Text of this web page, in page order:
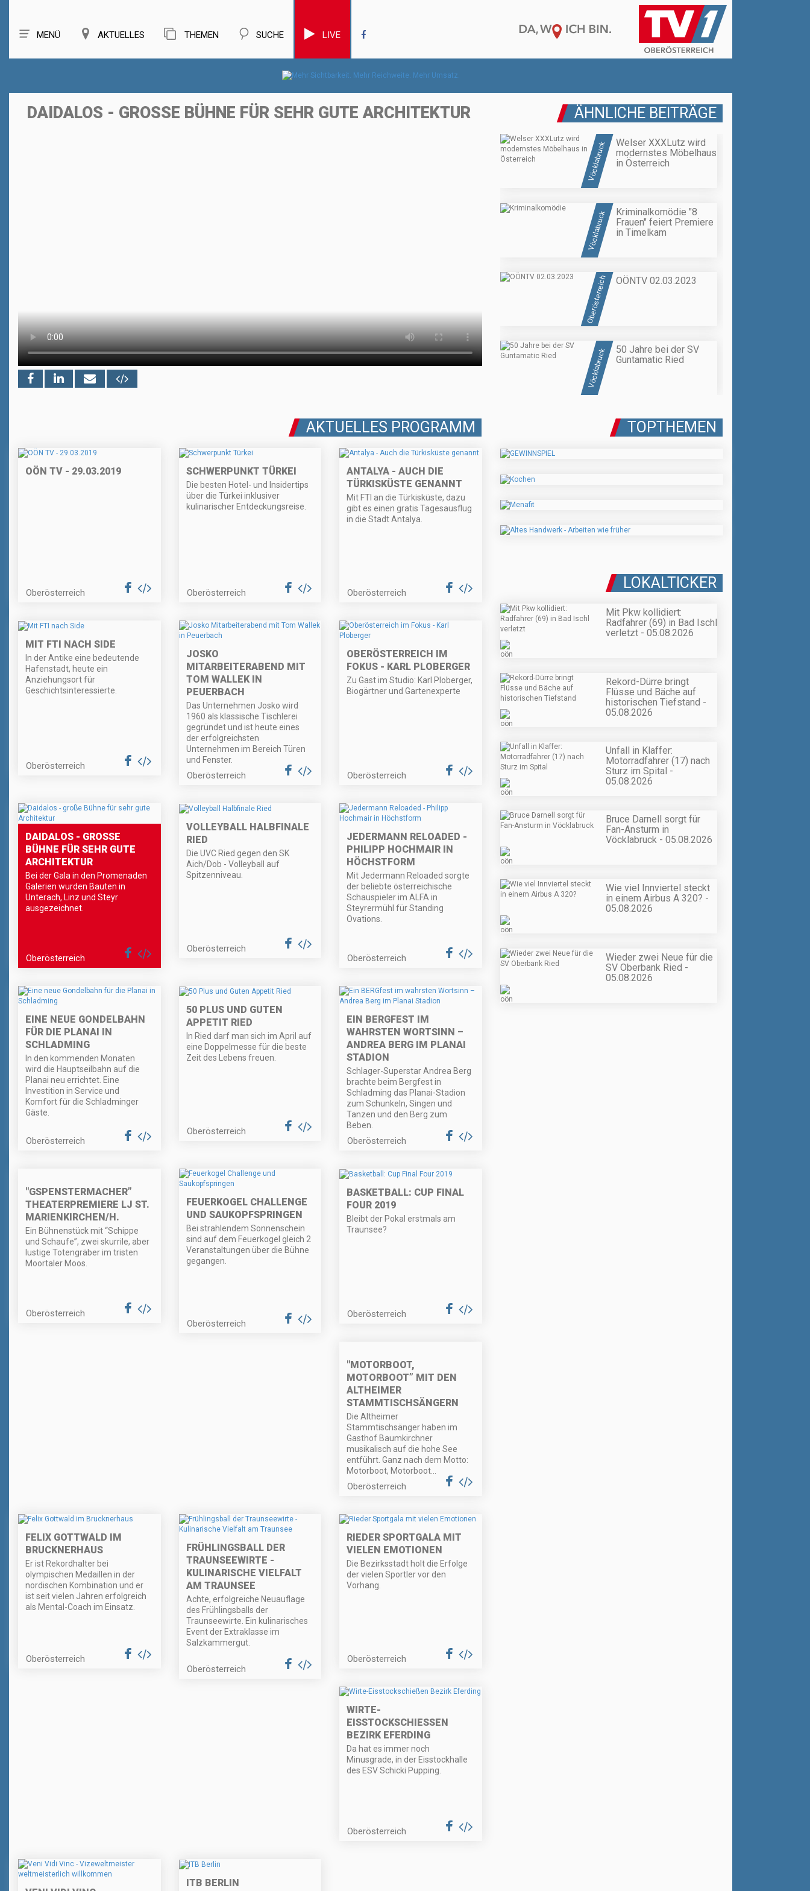
MENÜ AKTUELLES THEMEN SUCHE LIVE
DAIDALOS - GROSSE BÜHNE FÜR SEHR GUTE ARCHITEKTUR ÄHNLICHE BEITRÄGE
Vöcklabruck
Welser XXXLutz wird
modernstes Möbelhaus
in Österreich
Vöcklabruck
Kriminalkomödie "8
Frauen" feiert Premiere
in Timelkam
Oberösterreich OÖNTV 02.03.2023
Vöcklabruck
50 Jahre bei der SV
Guntamatic Ried
AKTUELLES PROGRAMM
OÖN TV - 29.03.2019
Oberösterreich
SCHWERPUNKT TÜRKEI
Die besten Hotel- und Insidertips
über die Türkei inklusiver
kulinarischer Entdeckungsreise.
Oberösterreich
ANTALYA - AUCH DIE
TÜRKISKÜSTE GENANNT
Mit FTI an die Türkisküste, dazu
gibt es einen gratis Tagesausflug
in die Stadt Antalya.
Oberösterreich
MIT FTI NACH SIDE
In der Antike eine bedeutende
Hafenstadt, heute ein
Anziehungsort für
Geschichtsinteressierte.
Oberösterreich
JOSKO
MITARBEITERABEND MIT
TOM WALLEK IN
PEUERBACH
Das Unternehmen Josko wird
1960 als klassische Tischlerei
gegründet und ist heute eines
der erfolgreichsten
Unternehmen im Bereich Türen
und Fenster.
Oberösterreich
OBERÖSTERREICH IM
FOKUS - KARL PLOBERGER
Zu Gast im Studio: Karl Ploberger,
Biogärtner und Gartenexperte
Oberösterreich
DAIDALOS - GROSSE B
ÜHNE FÜR SEHR GUTE A
RCHITEKTUR
Bei der Gala in den Promenaden
Galerien wurden Bauten in
Unterach, Linz und Steyr
ausgezeichnet.
Oberösterreich
VOLLEYBALL HALBFINALE
RIED
Die UVC Ried gegen den SK
Aich/Dob - Volleyball auf
Spitzenniveau.
Oberösterreich
JEDERMANN RELOADED -
PHILIPP HOCHMAIR IN
HÖCHSTFORM
Mit Jedermann Reloaded sorgte
der beliebte österreichische
Schauspieler im ALFA in
Steyrermühl für Standing
Ovations.
Oberösterreich
EINE NEUE GONDELBAHN
FÜR DIE PLANAI IN
SCHLADMING
In den kommenden Monaten
wird die Hauptseilbahn auf die
Planai neu errichtet. Eine
Investition in Service und
Komfort für die Schladminger
Gäste.
Oberösterreich
50 PLUS UND GUTEN
APPETIT RIED
In Ried darf man sich im April auf
eine Doppelmesse für die beste
Zeit des Lebens freuen.
Oberösterreich
EIN BERGFEST IM
WAHRSTEN WORTSINN –
ANDREA BERG IM PLANAI
STADION
Schlager-Superstar Andrea Berg
brachte beim Bergfest in
Schladming das Planai-Stadion
zum Schunkeln, Singen und
Tanzen und den Berg zum
Beben.
Oberösterreich
"GSPENSTERMACHER”
THEATERPREMIERE LJ ST.
MARIENKIRCHEN/H.
Ein Bühnenstück mit “Schippe
und Schaufe”, zwei skurrile, aber
lustige Totengräber im tristen
Moortaler Moos.
Oberösterreich
FEUERKOGEL CHALLENGE
UND SAUKOPFSPRINGEN
Bei strahlendem Sonnenschein
sind auf dem Feuerkogel gleich 2
Veranstaltungen über die Bühne
gegangen.
Oberösterreich
BASKETBALL: CUP FINAL
FOUR 2019
Bleibt der Pokal erstmals am
Traunsee?
Oberösterreich
"MOTORBOOT,
MOTORBOOT” MIT DEN
ALTHEIMER
STAMMTISCHSÄNGERN
Die Altheimer
Stammtischsänger haben im
Gasthof Baumkirchner
musikalisch auf die hohe See
entführt. Ganz nach dem Motto:
Motorboot, Motorboot...
Oberösterreich
FELIX GOTTWALD IM
BRUCKNERHAUS
Er ist Rekordhalter bei
olympischen Medaillen in der
nordischen Kombination und er
ist seit vielen Jahren erfolgreich
als Mental-Coach im Einsatz.
Oberösterreich
FRÜHLINGSBALL DER
TRAUNSEEWIRTE -
KULINARISCHE VIELFALT
AM TRAUNSEE
Achte, erfolgreiche Neuauflage
des Frühlingsballs der
Traunseewirte. Ein kulinarisches
Event der Extraklasse im
Salzkammergut.
Oberösterreich
RIEDER SPORTGALA MIT
VIELEN EMOTIONEN
Die Bezirksstadt holt die Erfolge
der vielen Sportler vor den
Vorhang.
Oberösterreich
WIRTE-
EISSTOCKSCHIESSEN B
EZIRK EFERDING
Da hat es immer noch
Minusgrade, in der Eisstockhalle
des ESV Schicki Pupping.
Oberösterreich
ITB BERLIN
TOPTHEMEN
LOKALTICKER
Mit Pkw kollidiert:
Radfahrer (69) in Bad Ischl
verletzt - 05.08.2026
Rekord-Dürre bringt
Flüsse und Bäche auf
historischen Tiefstand -
05.08.2026
Unfall in Klaffer:
Motorradfahrer (17) nach
Sturz im Spital -
05.08.2026
Bruce Darnell sorgt für
Fan-Ansturm in
Vöcklabruck - 05.08.2026
Wie viel Innviertel steckt
in einem Airbus A 320? -
05.08.2026
Wieder zwei Neue für die
SV Oberbank Ried -
05.08.2026